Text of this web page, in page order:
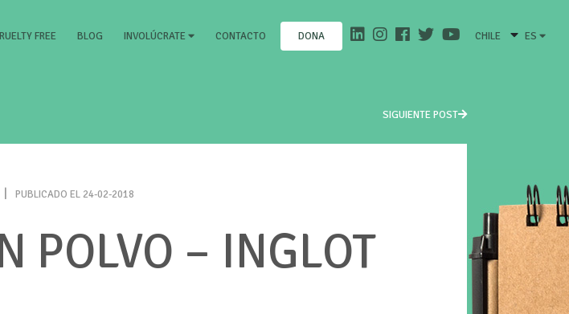
FREE BLOG INVOLÚCRATE CONTACTO DONA CHILE ES
SIGUIENTE POST
PUBLICADO EL 24-02-2018
POLVO – INGLOT